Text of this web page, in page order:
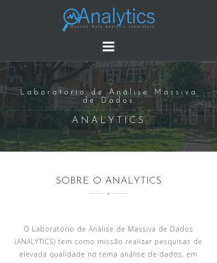
o
o
Laboratório de Análise Massiva
de Dados
ANALYTICS
SOBRE O ANALYTICS
O Laboratório de Análise de Massiva de Dados
(ANALYTICS) tem como missão realizar pesquisas de
elevada qualidade no tema análise de dados, em